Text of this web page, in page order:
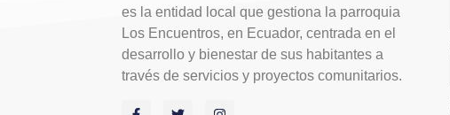
es la entidad local que gestiona la parroquia
Los Encuentros, en Ecuador, centrada en el
desarrollo y bienestar de sus habitantes a
través de servicios y proyectos comunitarios.